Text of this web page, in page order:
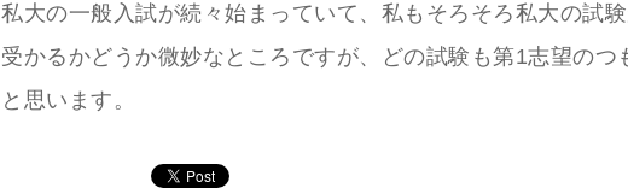
私大の一般入試が続々始まっていて、私もそろそろ私大の試験
受かるかどうか微妙なところですが、どの試験も第1志望のつ
と思います。